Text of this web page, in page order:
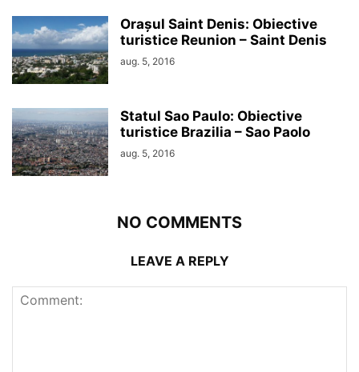
Orașul Saint Denis: Obiective
turistice Reunion – Saint Denis
aug. 5, 2016
Statul Sao Paulo: Obiective
turistice Brazilia – Sao Paolo
aug. 5, 2016
NO COMMENTS
LEAVE A REPLY